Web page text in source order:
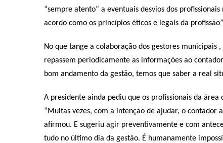
“sempre atento” a eventuais desvios dos
acordo como os princípios éticos e legais da
No que tange a colaboração dos gestores municipais
repassem periodicamente as informações ao
bom andamento da gestão, temos que saber a real
A presidente ainda pediu que os profissionais da
“Muitas vezes, com a intenção de ajudar, o contador
afirmou. E sugeriu agir preventivamente e com
tudo no último dia da gestão. É humanamente